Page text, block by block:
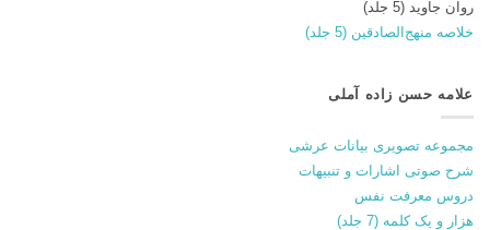
روان جاوید (5 جلد)
خلاصه منهج‌الصادقین (5 جلد)
علامه حسن زاده آملی
مجموعه تصویری بیانات عرشی
شرح صوتی اشارات و تنبیهات
دروس معرفت نفس
هزار و یک کلمه (7 جلد)